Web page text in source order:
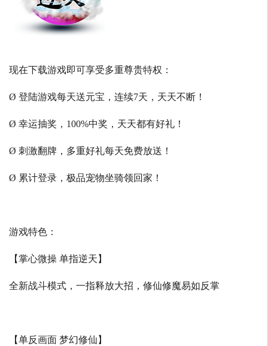
现在下载游戏即可享受多重尊贵特权：
Ø 登陆游戏每天送元宝，连续7天，天天不断！
Ø 幸运抽奖，100%中奖，天天都有好礼！
Ø 刺激翻牌，多重好礼每天免费放送！
Ø 累计登录，极品宠物坐骑领回家！
游戏特色：
【掌心微操 单指逆天】
全新战斗模式，一指释放大招，修仙修魔易如反掌
【单反画面 梦幻修仙】